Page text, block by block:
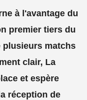
à l'avantage du
premier tiers du
plusieurs matchs
clair, La
et espère
réception de